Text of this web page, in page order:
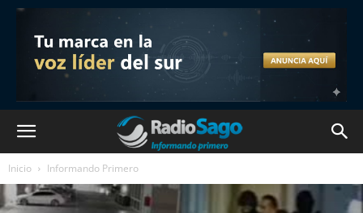
Inicio Informando Primero